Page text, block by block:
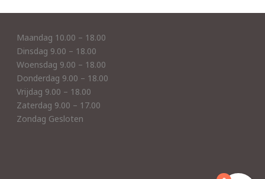
Maandag 10.00 – 18.00
Dinsdag 9.00 – 18.00
Woensdag 9.00 – 18.00
Donderdag 9.00 – 18.00
Vrijdag 9.00 – 18.00
Zaterdag 9.00 – 17.00
Zondag Gesloten